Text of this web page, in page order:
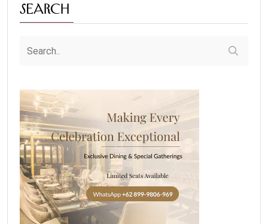
Search